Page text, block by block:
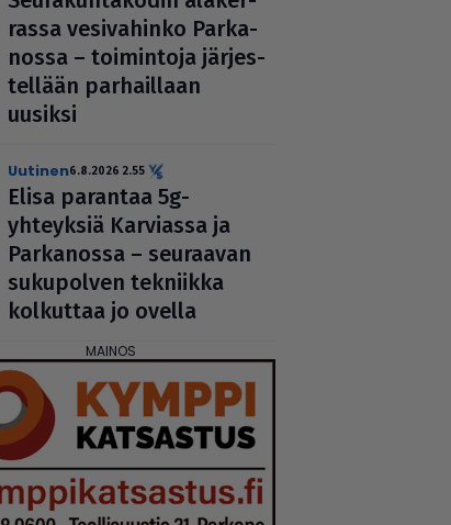
rassa vesi­va­hinko Par­ka­
nossa – toi­min­toja jär­jes­
tel­lään par­hail­laan
uusiksi
uutinen6.8.2026 2.55
Elisa parantaa 5g-
yhteyksiä Karviassa ja
Par­ka­nossa – seuraavan
suku­pol­ven tekniikka
kolkuttaa jo ovella